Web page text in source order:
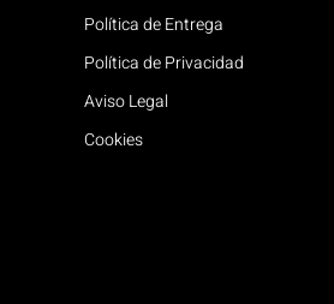
Política de Entrega
Política de Privacidad
Aviso Legal
Cookies